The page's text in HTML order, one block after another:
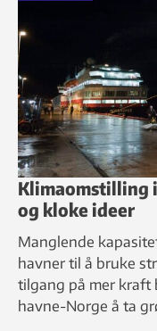
Klimaomstilling
og kloke ideer
Manglende
havner til å bruke
tilgang på mer kraft
havne-Norge å ta